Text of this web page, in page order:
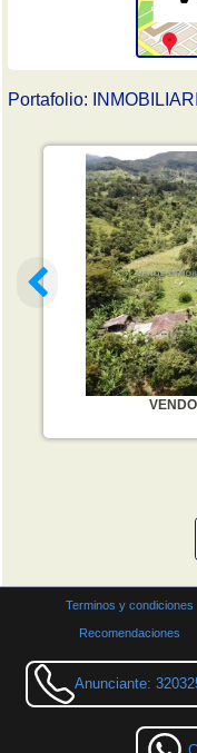
Portafolio:
Terminos y condiciones
Recomendaciones
Anunciante: